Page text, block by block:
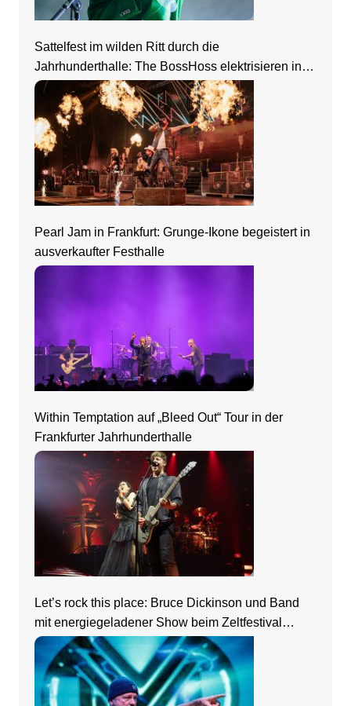
Sattelfest im wilden Ritt durch die
Jahrhunderthalle: The BossHoss elektrisieren in
Frankfurt
Pearl Jam in Frankfurt: Grunge-Ikone begeistert in
ausverkaufter Festhalle
Within Temptation auf „Bleed Out“ Tour in der
Frankfurter Jahrhunderthalle
Let’s rock this place: Bruce Dickinson und Band
mit energiegeladener Show beim Zeltfestival
Rhein-Neckar